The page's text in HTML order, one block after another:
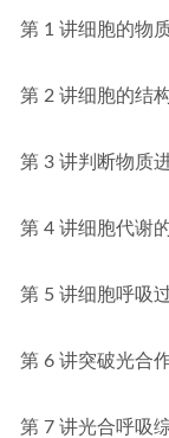
第 1 讲细胞的物
第 2 讲细胞的结
第 3 讲判断物质
第 4 讲细胞代谢
第 5 讲细胞呼吸
第 6 讲突破光合
第 7 讲光合呼吸